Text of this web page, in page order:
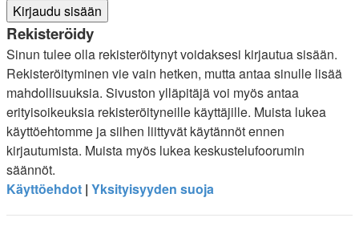
Rekisteröidy
Sinun tulee olla rekisteröitynyt voidaksesi kirjautua sisään.
Rekisteröityminen vie vain hetken, mutta antaa sinulle lisää
mahdollisuuksia. Sivuston ylläpitäjä voi myös antaa
erityisoikeuksia rekisteröityneille käyttäjille. Muista lukea
käyttöehtomme ja siihen liittyvät käytännöt ennen
kirjautumista. Muista myös lukea keskustelufoorumin
säännöt.
Käyttöehdot | Yksityisyyden suoja